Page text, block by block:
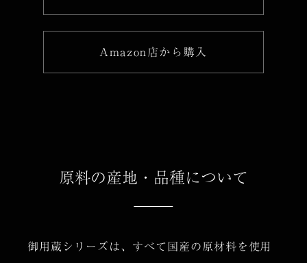
Amazon店から購入
原料の産地・品種について
御用蔵シリーズは、すべて国産の原材料を使用